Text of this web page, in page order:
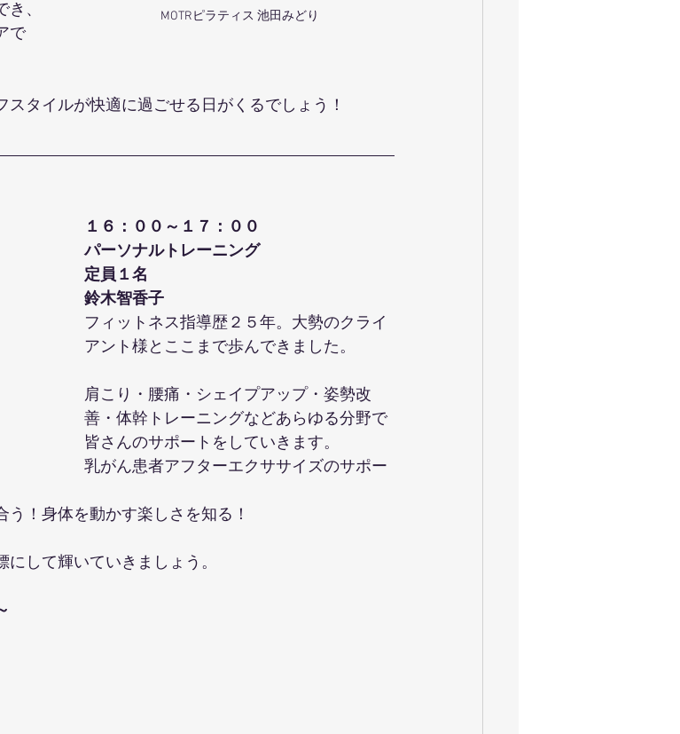
MOTRピラティス 池田みどり
、
で
タイルが快適に過ごせる日がくるでしょう！
１６：００～１７：００
パーソナルトレーニング
定員１名
鈴木智香子
フィットネス指導歴２５年。大勢のクライ
アント様とここまで歩んできました。
肩こり・腰痛・シェイプアップ・姿勢改
善・体幹トレーニングなどあらゆる分野で
皆さんのサポートをしていきます。
乳がん患者アフターエクササイズのサポー
！身体を動かす楽しさを知る！
して輝いていきましょう。